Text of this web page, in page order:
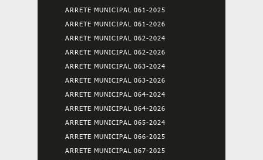
ARRETE MUNICIPAL 061-2025
ARRETE MUNICIPAL 061-2026
ARRETE MUNICIPAL 062-2024
ARRETE MUNICIPAL 062-2026
ARRETE MUNICIPAL 063-2024
ARRETE MUNICIPAL 063-2026
ARRETE MUNICIPAL 064-2024
ARRETE MUNICIPAL 064-2026
ARRETE MUNICIPAL 065-2024
ARRETE MUNICIPAL 066-2025
ARRETE MUNICIPAL 067-2025